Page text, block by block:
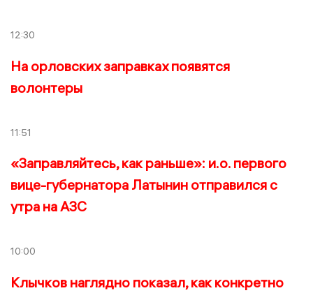
12:30
На орловских заправках появятся
волонтеры
11:51
«Заправляйтесь, как раньше»: и.о. первого
вице-губернатора Латынин отправился с
утра на АЗС
10:00
Клычков наглядно показал, как конкретно